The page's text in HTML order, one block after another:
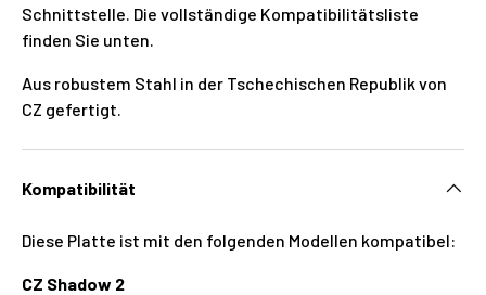
Schnittstelle. Die vollständige Kompatibilitätsliste
finden Sie unten.
Aus robustem Stahl in der Tschechischen Republik von
CZ gefertigt.
Kompatibilität
Diese Platte ist mit den folgenden Modellen kompatibel:
CZ Shadow 2